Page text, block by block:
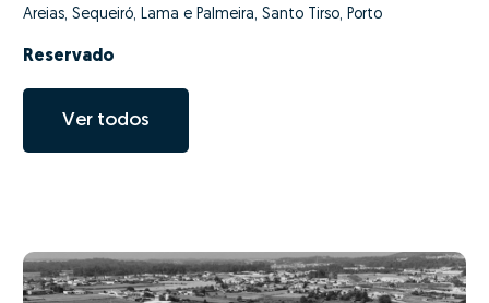
Areias, Sequeiró, Lama e Palmeira, Santo Tirso, Porto
Reservado
Ver todos